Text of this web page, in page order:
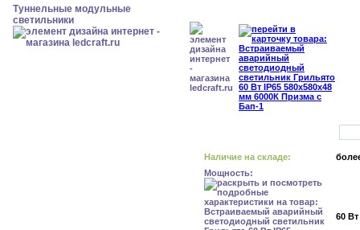
Туннельные модульные
светильники
Наличие на складе:
Мощность:
60 Вт